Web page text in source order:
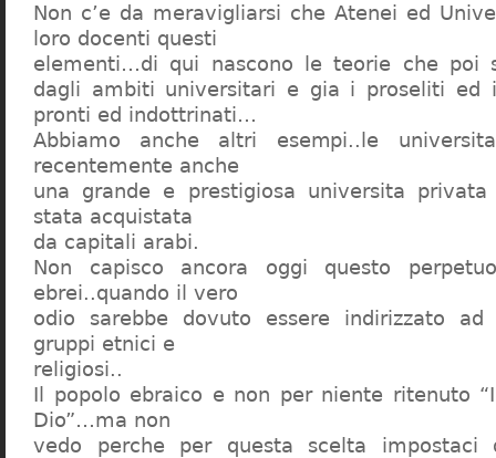
Non c’e da meravigliarsi che Atenei ed
loro docenti questi
elementi…di qui nascono le teorie che poi
dagli ambiti universitari e gia i proseliti ed
pronti ed indottrinati…
Abbiamo anche altri esempi..le
recentemente anche
una grande e prestigiosa universita
stata acquistata
da capitali arabi.
Non capisco ancora oggi questo
ebrei..quando il vero
odio sarebbe dovuto essere indirizzato
gruppi etnici e
religiosi..
Il popolo ebraico e non per niente ritenuto
Dio”…ma non
vedo perche per questa scelta